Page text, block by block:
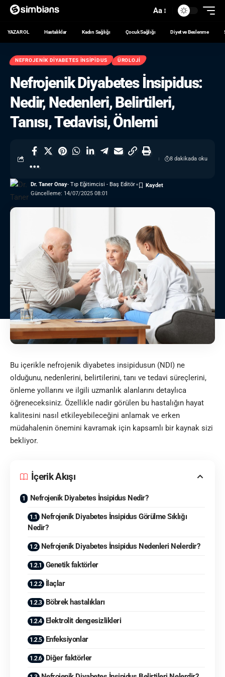
Aa
YAZAR OL Hastalıklar Kadın Sağlığı Çocuk Sağlığı Diyet ve Beslenme
NEFROJENIK DIYABETES İNSIPIDUS ÜROLOJI
Nefrojenik Diyabetes İnsipidus:
Nedir, Nedenleri, Belirtileri,
Tanısı, Tedavisi, Önlemi
Güncelleme: 14/07/2025 08:01
Dr. Taner Onay- Tıp Eğitimcisi - Baş Editör
8 dakikada oku
Bu içerikle nefrojenik diyabetes insipidusun (NDI) ne
olduğunu, nedenlerini, belirtilerini, tanı ve tedavi süreçlerini,
önleme yollarını ve ilgili uzmanlık alanlarını detaylıca
öğreneceksiniz. Özellikle nadir görülen bu hastalığın hayat
kalitesini nasıl etkileyebileceğini anlamak ve erken
müdahalenin önemini kavramak için kapsamlı bir kaynak sizi
bekliyor.
İçerik Akışı
Nefrojenik Diyabetes İnsipidus Nedir?
Nefrojenik Diyabetes İnsipidus Görülme Sıklığı
Nedir?
Nefrojenik Diyabetes İnsipidus Nedenleri Nelerdir?
Genetik faktörler
İlaçlar
Böbrek hastalıkları
Elektrolit dengesizlikleri
Enfeksiyonlar
Diğer faktörler